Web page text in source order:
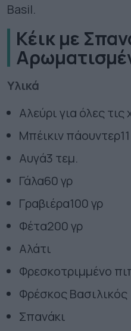
Basil.
Kέικ με
Υλικά
Αλεύρι για όλες τις
Μπέικιν πάουντερ
Αυγά3 τεμ.
Γάλα60 γρ
Γραβιέρα100 γρ
Φέτα200 γρ
Αλάτι
Φρεσκοτριμμένο
Φρέσκος Βασιλικός
Σπανάκι